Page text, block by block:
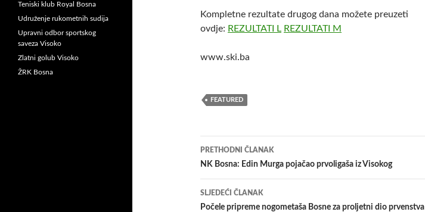
Kompletne rezultate drugog dana možete preuzeti
ovdje: REZULTATI L REZULTATI M
www.ski.ba
FEATURED
Navigacija
članaka
PRETHODNI ČLANAK
NK Bosna: Edin Murga pojačao prvoligaša iz Visokog
SLJEDEĆI ČLANAK
Počele pripreme nogometaša Bosne za proljetni dio prvenstva
Teniski klub Royal Bosna
Udruženje rukometnih sudija
Upravni odbor sportskog
saveza Visoko
Zlatni golub Visoko
ŽRK Bosna